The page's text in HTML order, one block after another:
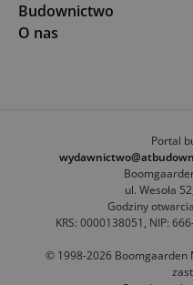
Budownictwo
O nas
Portal
ul. Wesoła
Godziny
KRS: 0000138051, NIP:
© 1998-2026 Boomgaarden